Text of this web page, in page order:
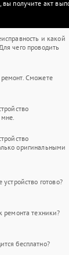
вы получите акт
и какой
чего проводить
Сможете
оригинальными
готово?
ремонта техники?
бесплатно?